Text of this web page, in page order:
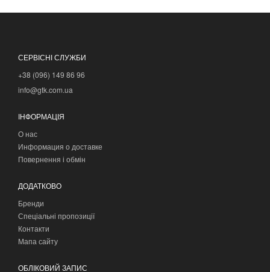
СЕРВІСНІ СЛУЖБИ
+38 (096) 149 86 96
info@gtk.com.ua
ІНФОРМАЦІЯ
О нас
Информация о доставке
Повернення і обмін
ДОДАТКОВО
Бренди
Спеціальні пропозиції
Контакти
Мапа сайту
ОБЛІКОВИЙ ЗАПИС